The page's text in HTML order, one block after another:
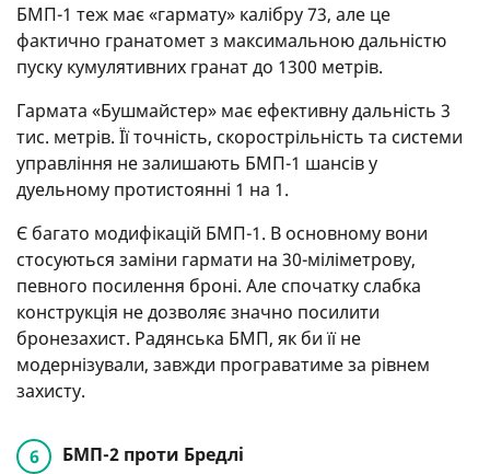
БМП-1 теж має «гармату» калібру 73, але це
фактично гранатомет з максимальною дальністю
пуску кумулятивних гранат до 1300 метрів.
Гармата «Бушмайстер» має ефективну дальність 3
тис. метрів. Її точність, скорострільність та системи
управління не залишають БМП-1 шансів у
дуельному протистоянні 1 на 1.
Є багато модифікацій БМП-1. В основному вони
стосуються заміни гармати на 30-міліметрову,
певного посилення броні. Але спочатку слабка
конструкція не дозволяє значно посилити
бронезахист. Радянська БМП, як би її не
модернізували, завжди програватиме за рівнем
захисту.
БМП-2 проти Бредлі